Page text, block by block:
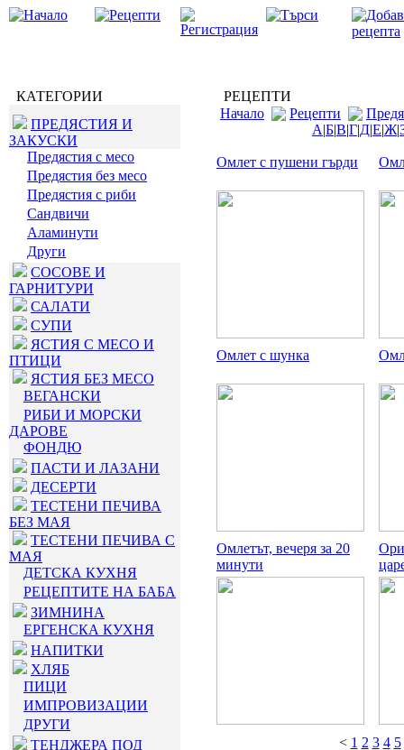
КАТЕГОРИИ
ПРЕДЯСТИЯ И
ЗАКУСКИ
Предястия с месо
Предястия без месо
Предястия с риби
Сандвичи
Аламинути
Други
СОСОВЕ И
ГАРНИТУРИ
САЛАТИ
СУПИ
ЯСТИЯ С МЕСО И
ПТИЦИ
ЯСТИЯ БЕЗ МЕСО
ВЕГАНСКИ
РИБИ И МОРСКИ
ДАРОВЕ
ФОНДЮ
ПАСТИ И ЛАЗАНИ
ДЕСЕРТИ
ТЕСТЕНИ ПЕЧИВА
БЕЗ МАЯ
ТЕСТЕНИ ПЕЧИВА С
МАЯ
ДЕТСКА КУХНЯ
РЕЦЕПТИТЕ НА БАБА
ЗИМНИНА
ЕРГЕНСКА КУХНЯ
НАПИТКИ
ХЛЯБ
ПИЦИ
ИМПРОВИЗАЦИИ
ДРУГИ
ТЕНДЖЕРА ПОД
РЕЦЕПТИ
Начало
Рецепти
А|Б|В|Г|Д|Е|Ж|
Омлет с пушени гърди
Омлет с шунка
Омлетът, вечеря за 20
минути
< 1 2 3 4 5